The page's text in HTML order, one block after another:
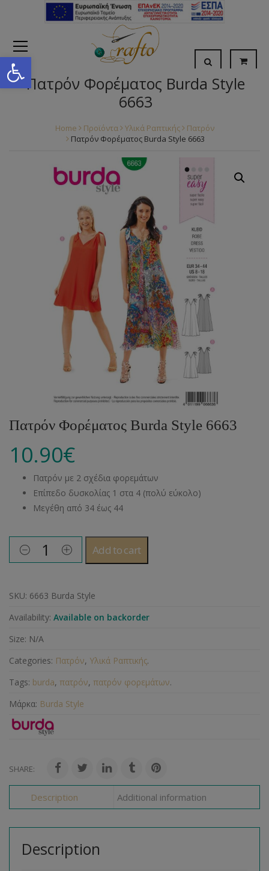
Open toolbar
Πατρόν Φορέματος Burda Style
6663
Home Προϊόντα Υλικά Ραπτικής
Πατρόν
Πατρόν Φορέματος Burda Style 6663
Πατρόν Φορέματος Burda Style 6663
10.90€
Πατρόν με 2 σχέδια φορεμάτων
Επίπεδο δυσκολίας 1 στα 4 (πολύ εύκολο)
Μεγέθη από 34 έως 44
Add to cart
SKU: 6663 Burda Style
Availability: Available on backorder
Size: N/A
Categories: Πατρόν, Υλικά Ραπτικής.
Tags: burda, πατρόν, πατρόν φορεμάτων.
Μάρκα: Burda Style
SHARE:
Description Additional information
Description